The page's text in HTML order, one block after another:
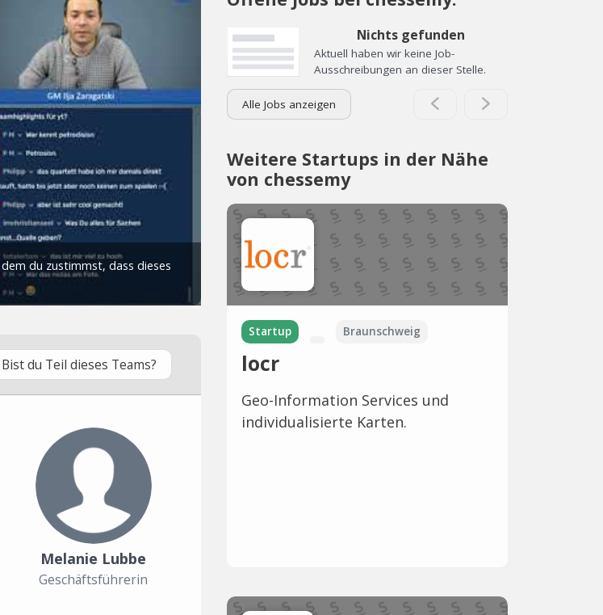
Bist du Teil dieses Teams?
Melanie Lubbe
Geschäftsführerin
Nichts gefunden
Aktuell haben wir keine Job-
Ausschreibungen an dieser Stelle.
Alle Jobs anzeigen
Weitere Startups in der Nähe
von chessemy
Startup Braunschweig
locr
Geo-Information Services und
individualisierte Karten.